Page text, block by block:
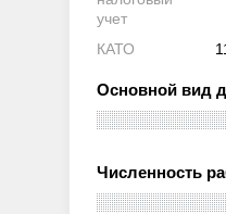
учет
КАТО
Основной вид
Численность